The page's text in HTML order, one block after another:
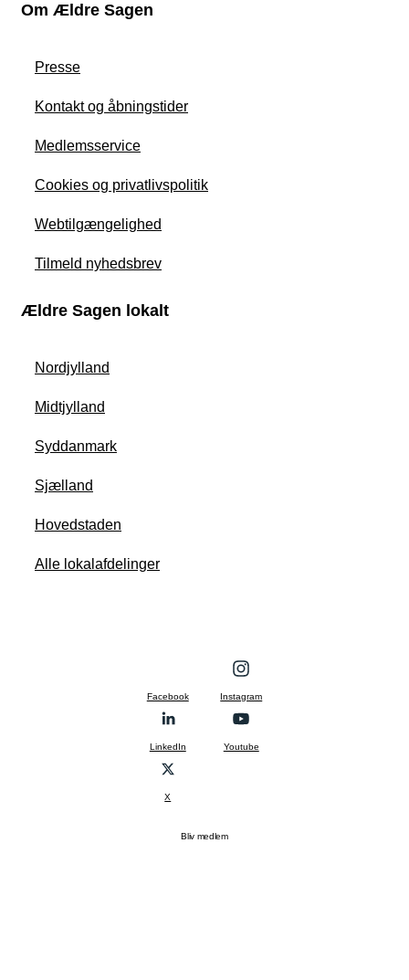
Om Ældre Sagen
Presse
Kontakt og åbningstider
Medlemsservice
Cookies og privatlivspolitik
Webtilgængelighed
Tilmeld nyhedsbrev
Ældre Sagen lokalt
Nordjylland
Midtjylland
Syddanmark
Sjælland
Hovedstaden
Alle lokalafdelinger
Facebook Instagram
LinkedIn Youtube
X
Bliv medlem